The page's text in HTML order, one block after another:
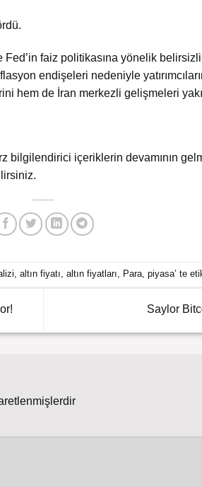
faiz politikasına yönelik
endişeleri nedeniyle
hem de İran merkezli gelişmeleri
bilgilendirici içeriklerin devamının
,altın fiyatı,altın fiyatları, Para,piyasa’ te
Saylor